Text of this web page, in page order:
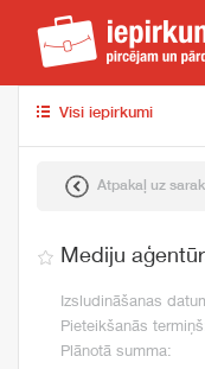
Visi iepirkumi
Atpakaļ uz
Mediju
Izsludināšanas
Pieteikšanās
Plānotā summa: